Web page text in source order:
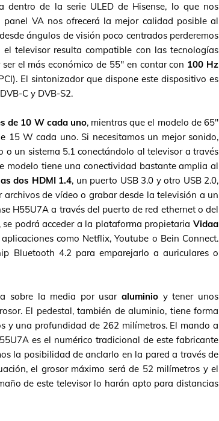
dentro de la serie ULED de Hisense, lo que nos
VA nos ofrecerá la mejor calidad posible al
ángulos de visión poco centrados perderemos
el televisor resulta compatible con las tecnologías
el más económico de 55" en contar con 100 Hz
El sintonizador que dispone este dispositivo es
C y DVB-S2.
de 10 W cada uno, mientras que el modelo de 65"
15 W cada uno. Si necesitamos un mejor sonido,
un sistema 5.1 conectándolo al televisor a través
modelo tiene una conectividad bastante amplia al
dos HDMI 1.4, un puerto USB 3.0 y otro USB 2.0,
de vídeo o grabar desde la televisión a un
H55U7A a través del puerto de red ethernet o del
podrá acceder a la plataforma propietaria Vidaa
como Netflix, Youtube o Bein Connect.
Bluetooth 4.2 para emparejarlo a auriculares o
sobre la media por usaraluminio y tener unos
El pedestal, también de aluminio, tiene forma
y una profundidad de 262 milímetros. El mando a
es el numérico tradicional de este fabricante
la posibilidad de anclarlo en la pared a través de
el grosor máximo será de 52 milímetros y el
de este televisor lo harán apto para distancias